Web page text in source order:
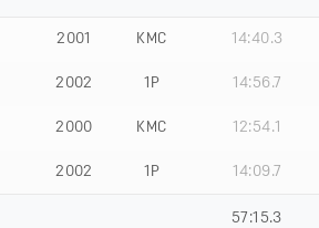
2001 КМС 14:40.3
2002 1Р 14:56.7
2000 КМС 12:54.1
2002 1Р 14:09.7
57:15.3